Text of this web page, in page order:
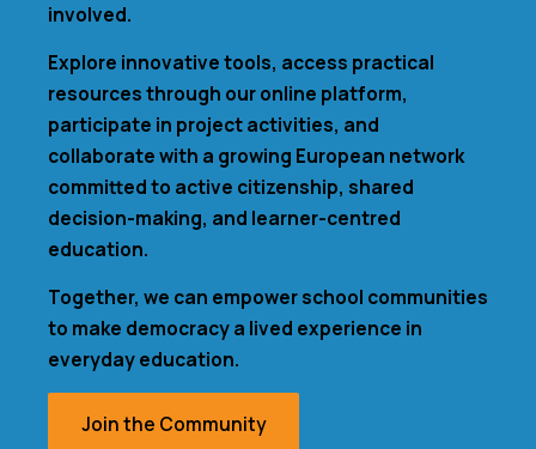
involved.
Explore innovative tools, access practical
resources through our online platform,
participate in project activities, and
collaborate with a growing European network
committed to active citizenship, shared
decision-making, and learner-centred
education.
Together, we can empower school communities
to make democracy a lived experience in
everyday education.
Join the Community